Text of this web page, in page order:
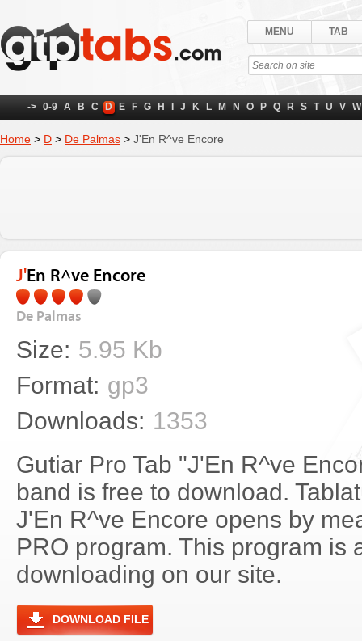
MENU TAB
-> 0-9 A B C D E F G H J K L M N O P Q R S T U V W
Home > D > De Palmas > J'En R^ve Encore
J'En R^ve Encore
De Palmas
Size: 5.95 Kb
Format: gp3
Downloads: 1353
Gutiar Pro Tab "J'En R^ve
band is free to download.
J'En R^ve Encore opens by
PRO program. This program is
downloading on our site.
DOWNLOAD FILE